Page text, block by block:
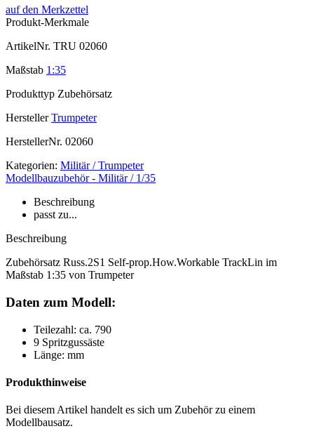
auf den Merkzettel
Produkt-Merkmale
ArtikelNr. TRU 02060
Maßstab 1:35
Produkttyp Zubehörsatz
Hersteller Trumpeter
HerstellerNr. 02060
Kategorien: Militär / Trumpeter
Modellbauzubehör - Militär / 1/35
Beschreibung
passt zu...
Beschreibung
Zubehörsatz Russ.2S1 Self-prop.How.Workable TrackLin im
Maßstab 1:35 von Trumpeter
Daten zum Modell:
Teilezahl: ca. 790
9 Spritzgussäste
Länge: mm
Produkthinweise
Bei diesem Artikel handelt es sich um Zubehör zu einem
Modellbausatz.